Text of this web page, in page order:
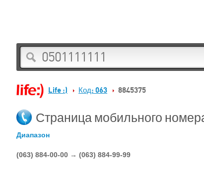
Life :) Код: 063 8845375
Страница мобильного
Диапазон
(063) 884-00-00 → (063) 884-99-99